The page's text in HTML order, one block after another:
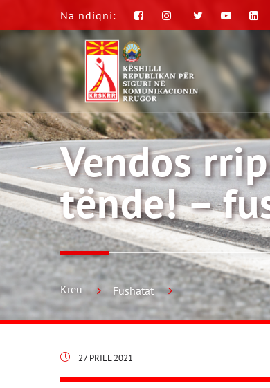
Na ndiqni:
Vendos
tënde! –
Kreu Fushatat
27 PRILL 2021